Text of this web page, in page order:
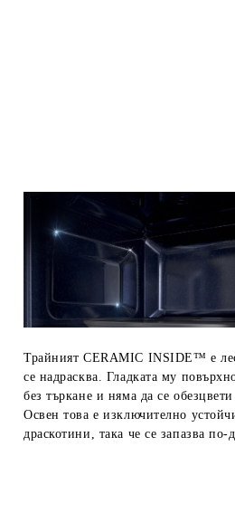
Трайният CERAMIC INSIDE™ е
се надрасква. Гладката му
без търкане и няма да се
Освен това е изключително
драскотини, така че се запазва по-